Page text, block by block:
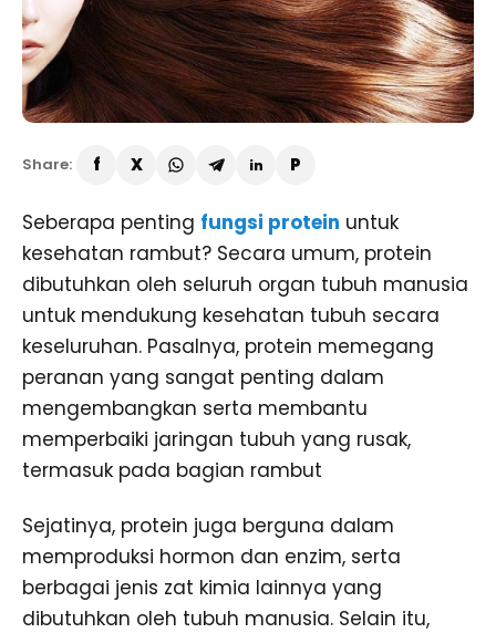
Share:
Seberapa penting fungsi protein untuk
kesehatan rambut? Secara umum, protein
dibutuhkan oleh seluruh organ tubuh manusia
untuk mendukung kesehatan tubuh secara
keseluruhan. Pasalnya, protein memegang
peranan yang sangat penting dalam
mengembangkan serta membantu
memperbaiki jaringan tubuh yang rusak,
termasuk pada bagian rambut
Sejatinya, protein juga berguna dalam
memproduksi hormon dan enzim, serta
berbagai jenis zat kimia lainnya yang
dibutuhkan oleh tubuh manusia. Selain itu,